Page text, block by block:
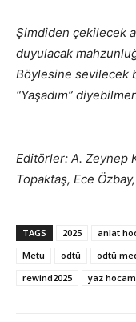
Şimdiden çekilecek
duyulacak
Böylesine sevilecek
“Yaşadım”
Editörler: A. Zeynep
Topaktaş, Ece
TAGS 2025 anlat
Metu
odtü odtü
rewind2025
yaz hocam